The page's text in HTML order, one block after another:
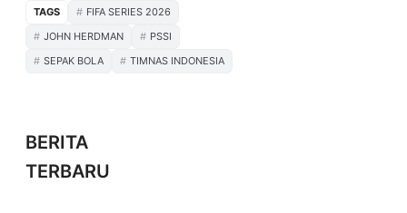
TAGS
FIFA SERIES 2026
JOHN HERDMAN
PSSI
SEPAK BOLA
TIMNAS INDONESIA
BERITA
TERBARU